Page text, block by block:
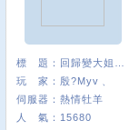
標 題：
玩 家： 殷?Myv﹑
伺服器： 熱情牡羊
人 氣： 15680